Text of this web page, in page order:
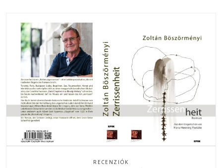
RECENZIÓK